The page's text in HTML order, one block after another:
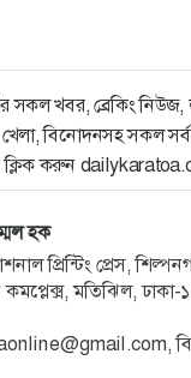
সকল খবর, ব্রেকিং
খেলা, বিনোদনসহ সকল
করুন
হক
প্রিন্টিং প্রেস,
মতিঝিল,